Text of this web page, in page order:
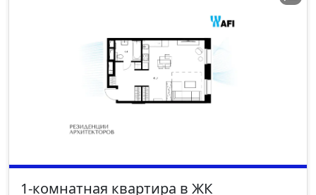
1-комнатная квартира в ЖК